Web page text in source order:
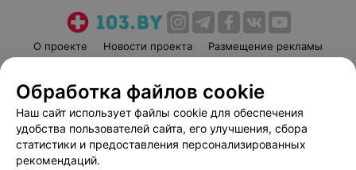
О проекте Новости проекта
Размещение рекламы
Пользовательское соглашение
Способы оплаты
Вакансии
Партнеры
Написать руководителю 103.by
Обработка файлов cookie
Наш сайт использует файлы cookie для обеспечения
удобства пользователей сайта, его улучшения, сбора
статистики и предоставления персонализированных
рекомендаций.